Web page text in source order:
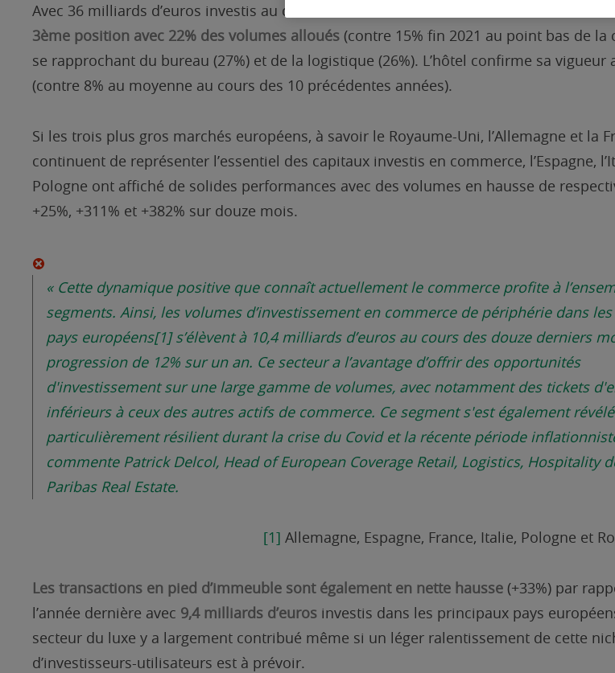
Avec 36 milliards d’euros investis au cours des 12 derniers mois,
3ème position avec 22% des volumes alloués (contre 15% fin 2021 au point bas de la
se rapprochant du bureau (27%) et de la logistique (26%). L’hôtel confirme sa vigueur
(contre 8% au moyenne au cours des 10 précédentes années).
Si les trois plus gros marchés européens, à savoir le Royaume-Uni, l’Allemagne et la
continuent de représenter l’essentiel des capitaux investis en commerce, l’Espagne,
Pologne ont affiché de solides performances avec des volumes en hausse de
+25%, +311% et +382% sur douze mois.
« Cette dynamique positive que connaît actuellement le commerce profite à
segments. Ainsi, les volumes d’investissement en commerce de périphérie dans
pays européens[1]s’élèvent à 10,4 milliards d’euros au cours des douze derniers
progression de 12% sur un an. Ce secteur a l’avantage d’offrir des opportunités
d'investissement sur une large gamme de volumes, avec notamment des tickets
inférieurs à ceux des autres actifs de commerce. Ce segment s'est également révélé
particulièrement résilient durant la crise du Covid et la récente période
commente Patrick Delcol, Head of European Coverage Retail, Logistics, Hospitality
Paribas Real Estate.
[1] Allemagne, Espagne, France, Italie, Pologne et
Les transactions en pied d’immeuble sont également en nette hausse (+33%) par
l’année dernière avec 9,4 milliards d’euros investis dans les principaux pays
secteur du luxe y a largement contribué même si un léger ralentissement de cette
d’investisseurs-utilisateurs est à prévoir.